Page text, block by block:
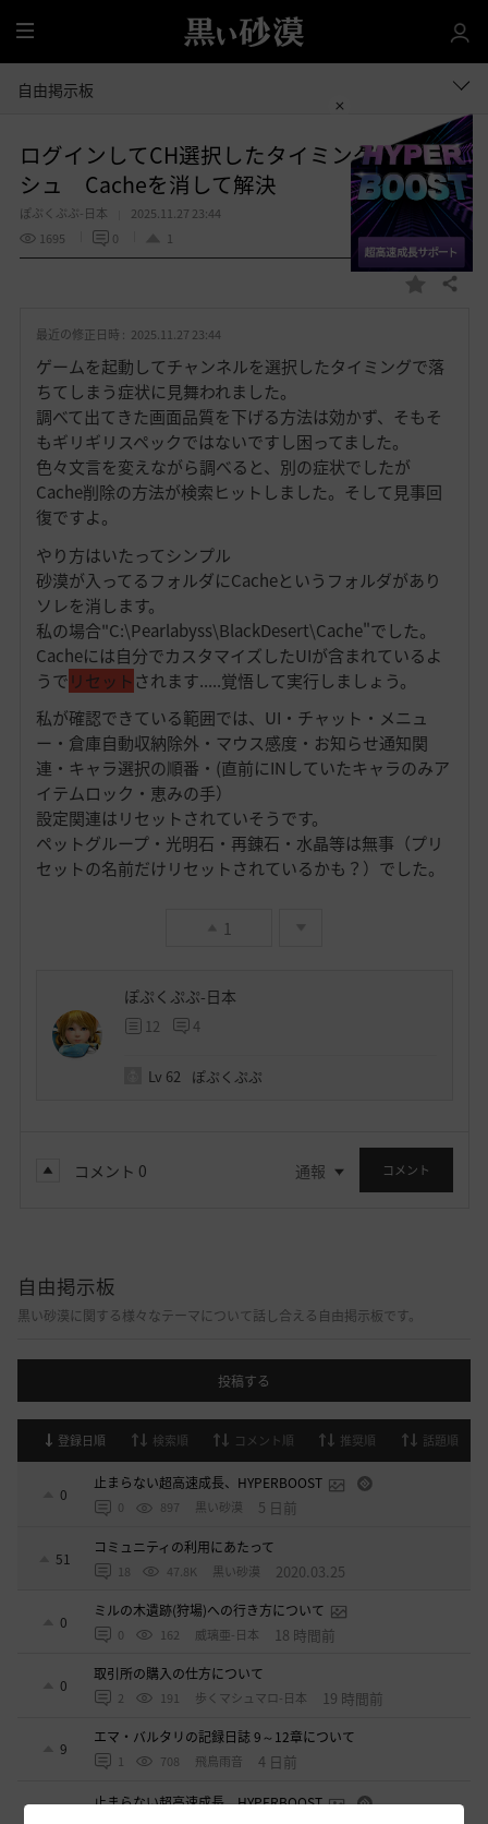
全
体
自由掲示板
ログインしてCH選択したタイミングでクラッ
シュ Cacheを消して解決
ぽぷくぷぷ-日本
2025.11.27 23:44
1695
0 1
お
入
共有する
最近の修正日時 : 2025.11.27 23:44
ゲームを起動してチャンネルを選択したタイミングで落
ちてしまう症状に見舞われました。
調べて出てきた画面品質を下げる方法は効かず、そもそ
もギリギリスペックではないですし困ってました。
色々文言を変えながら調べると、別の症状でしたが
Cache削除の方法が検索ヒットしました。そして見事回
復ですよ。
やり方はいたってシンプル
砂漠が入ってるフォルダにCacheというフォルダがあり
ソレを消します。
私の場合"C:\Pearlabyss\BlackDesert\Cache"でした。
Cacheには自分でカスタマイズしたUIが含まれているよ
うでリセットされます.....覚悟して実行しましょう。
私が確認できている範囲では、UI・チャット・メニュ
ー・倉庫自動収納除外・マウス感度・お知らせ通知関
連・キャラ選択の順番・(直前にINしていたキャラのみア
イテムロック・恵みの手）
設定関連はリセットされていそうです。
ペットグループ・光明石・再錬石・水晶等は無事（プリ
セットの名前だけリセットされているかも？）でした。
1
ぽぷくぷぷ-日本
12 4
Lv 62 ぽぷくぷぷ
コメント 0 通報 コメント
自由掲示板
黒い砂漠に関する様々なテーマについて話し合える自由掲示板です。
投稿する
登録日順 検索順 コメント順 推奨順 話題順
0
止まらない超高速成長、HYPERBOOST
0 897 黒い砂漠 5 日前
51
コミュニティの利用にあたって
18 47.8K 黒い砂漠 2020.03.25
0
ミルの木遺跡(狩場)への行き方について
0 162 威璃亜-日本 18 時間前
0
取引所の購入の仕方について
2 191 歩くマシュマロ-日本 19 時間前
9
エマ・バルタリの記録日誌 9～12章について
1 708 飛鳥雨音 4 日前
止まらない超高速成長、HYPERBOOST